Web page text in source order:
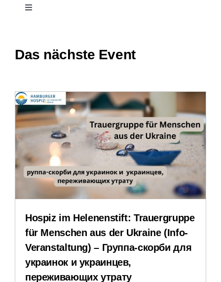
Toggle
Stellenangebote
Veranstaltungen
Impressum
Datenschutzerklärung
Das nächste Event
Hospiz im Helenenstift: Trauergruppe
für Menschen aus der Ukraine (Info-
Veranstaltung) – Группа-скорби для
украинок и украинцев,
переживающих утрату